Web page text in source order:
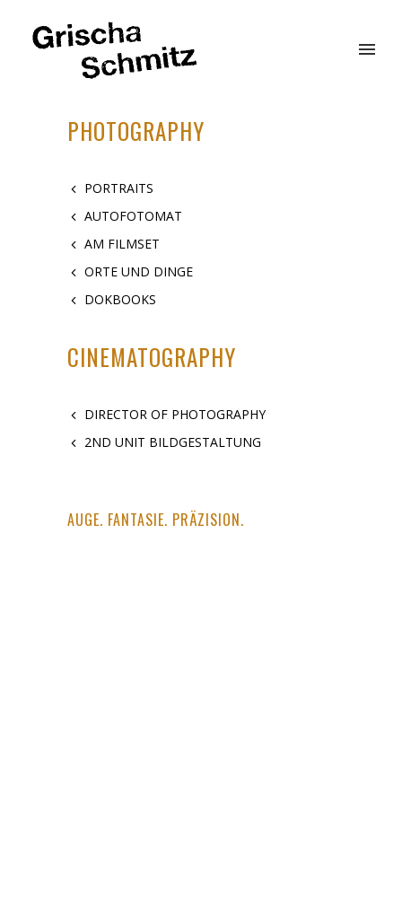
PHOTOGRAPHY
PORTRAITS
AUTOFOTOMAT
AM FILMSET
ORTE UND DINGE
DOKBOOKS
CINEMATOGRAPHY
DIRECTOR OF PHOTOGRAPHY
2ND UNIT BILDGESTALTUNG
AUGE. FANTASIE. PRÄZISION.